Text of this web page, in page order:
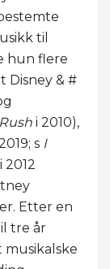
til
hun flere
Disney & #
i 2010),
s I
Etter en
tre år
musikalske